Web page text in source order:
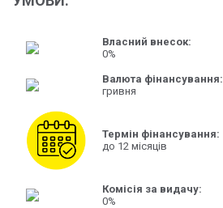
Власний внесок:
0%
Валюта фінансування:
гривня
Термін фінансування:
до 12 місяців
Комісія за видачу:
0%